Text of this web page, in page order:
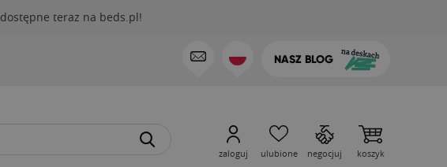
dostępne teraz na beds.pl!
NASZ BLOG
zaloguj ulubione negocjuj koszyk